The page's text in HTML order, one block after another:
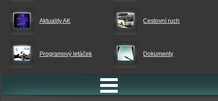
Aktuality AK Cestovní ruch
Programový letáček Dokumenty